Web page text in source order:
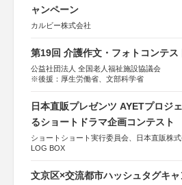
ャンペーン
カルビー株式会社
第19回 介護作文・フォトコンテス
公益社団法人 全国老人福祉施設協議会
※後援：厚生労働省、文部科学省
日本直販プレゼンツ AYETプロジ
るショートドラマ企画コンテスト
ショートショート実行委員会、日本直販株
LOG BOX
文京区×交流都市ハッシュタグキ